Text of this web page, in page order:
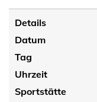
Details
Datum
Tag
Uhrzeit
Sportstätte